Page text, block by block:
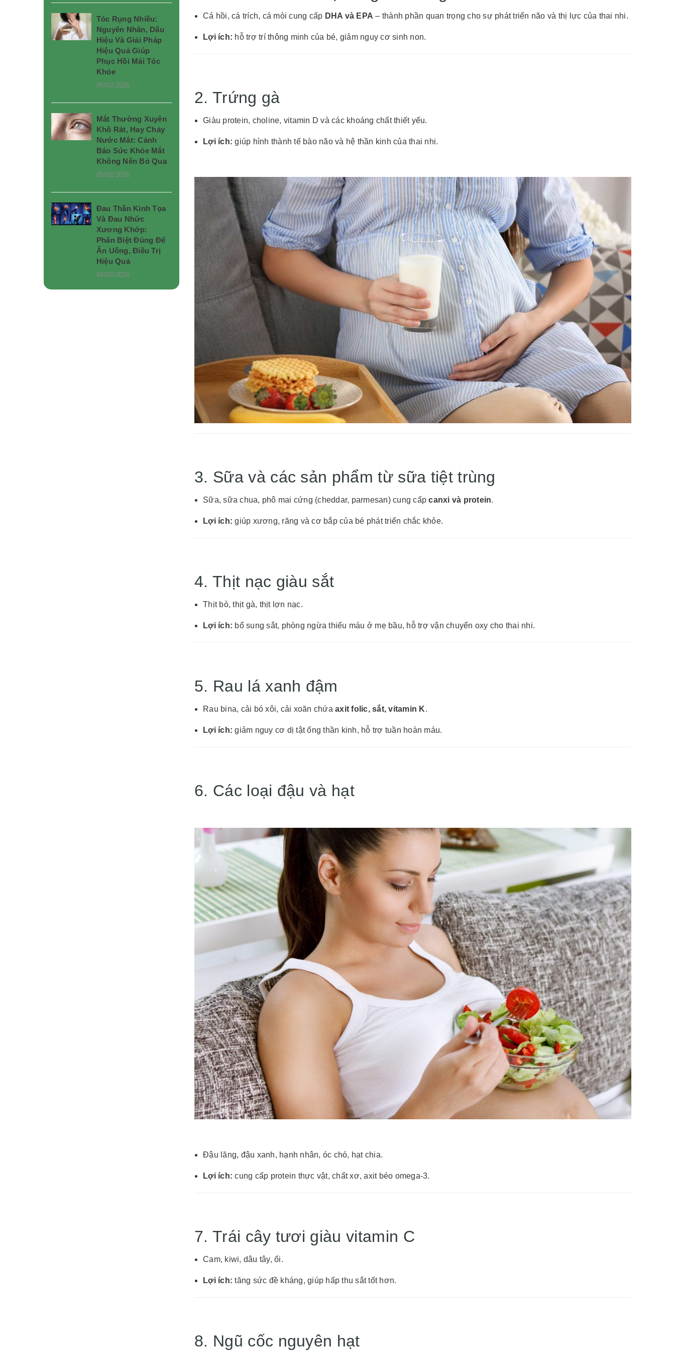
Cá hồi, cá trích, cá mòi cung cấp DHA và EPA – thành phần quan trọng cho sự phát triển não và thị lực của thai nhi.
Lợi ích: hỗ trợ trí thông minh của bé, giảm nguy cơ sinh non.
2. Trứng gà
Giàu protein, choline, vitamin D và các khoáng chất thiết yếu.
Lợi ích: giúp hình thành tế bào não và hệ thần kinh của thai nhi.
3. Sữa và các sản phẩm từ sữa tiệt trùng
Sữa, sữa chua, phô mai cứng (cheddar, parmesan) cung cấpcanxi và protein.
Lợi ích: giúp xương, răng và cơ bắp của bé phát triển chắc khỏe.
4. Thịt nạc giàu sắt
Thịt bò, thịt gà, thịt lợn nạc.
Lợi ích: bổ sung sắt, phòng ngừa thiếu máu ở mẹ bầu, hỗ trợ vận chuyển oxy cho thai nhi.
5. Rau lá xanh đậm
Rau bina, cải bó xôi, cải xoăn chứa axit folic, sắt, vitamin K.
Lợi ích: giảm nguy cơ dị tật ống thần kinh, hỗ trợ tuần hoàn máu.
6. Các loại đậu và hạt
Đậu lăng, đậu xanh, hạnh nhân, óc chó, hạt chia.
Lợi ích: cung cấp protein thực vật, chất xơ, axit béo omega-3.
7. Trái cây tươi giàu vitamin C
Cam, kiwi, dâu tây, ổi.
Lợi ích: tăng sức đề kháng, giúp hấp thu sắt tốt hơn.
8. Ngũ cốc nguyên hạt
Tóc Rụng Nhiều:
Nguyên Nhân, Dấu
Hiệu Và Giải Pháp
Hiệu Quả Giúp
Phục Hồi Mái Tóc
Khỏe
06/02/2026
Mắt Thường Xuyên
Khô Rát, Hay Chảy
Nước Mắt: Cảnh
Báo Sức Khỏe Mắt
Không Nên Bỏ Qua
05/02/2026
Đau Thần Kinh Tọa
Và Đau Nhức
Xương Khớp:
Phân Biệt Đúng Để
Ăn Uống, Điều Trị
Hiệu Quả
04/02/2026